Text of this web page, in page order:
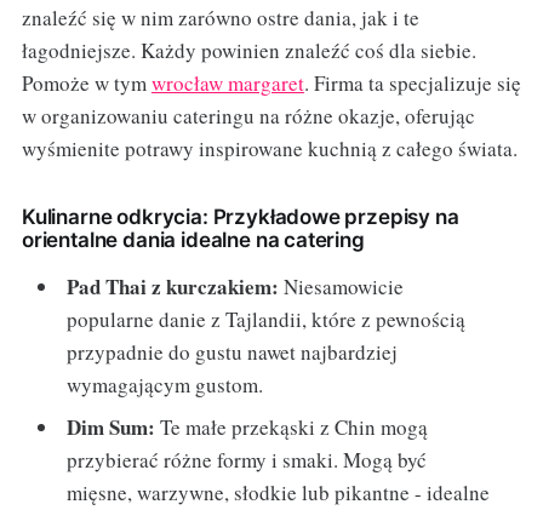
znaleźć się w nim zarówno ostre dania, jak i te
łagodniejsze. Każdy powinien znaleźć coś dla siebie.
Pomoże w tym wrocław margaret. Firma ta specjalizuje się
w organizowaniu cateringu na różne okazje, oferując
wyśmienite potrawy inspirowane kuchnią z całego świata.
Kulinarne odkrycia: Przykładowe przepisy na
orientalne dania idealne na catering
Pad Thai z kurczakiem: Niesamowicie
popularne danie z Tajlandii, które z pewnością
przypadnie do gustu nawet najbardziej
wymagającym gustom.
Dim Sum: Te małe przekąski z Chin mogą
przybierać różne formy i smaki. Mogą być
mięsne, warzywne, słodkie lub pikantne - idealne